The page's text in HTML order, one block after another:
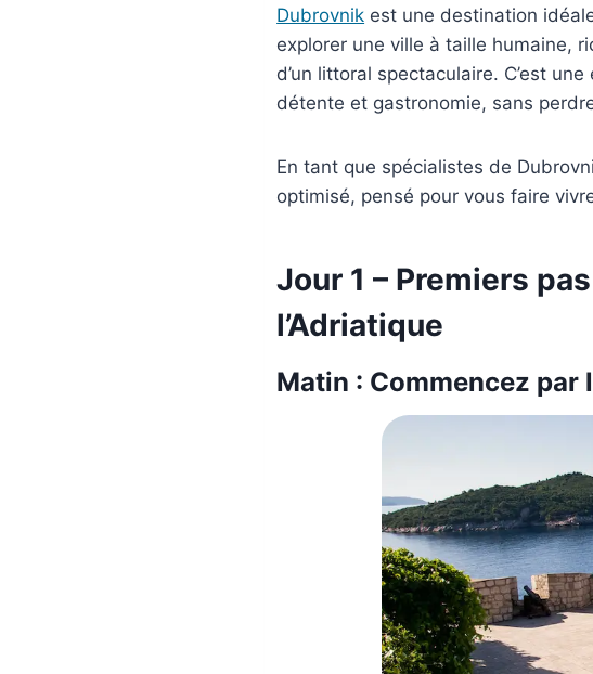
Dubrovnik est une destination
explorer une ville à taille humaine,
d’un littoral spectaculaire. C’est
détente et gastronomie, sans
En tant que spécialistes de
optimisé, pensé pour vous faire
Jour 1 – Premiers
l’Adriatique
Matin : Commencez par